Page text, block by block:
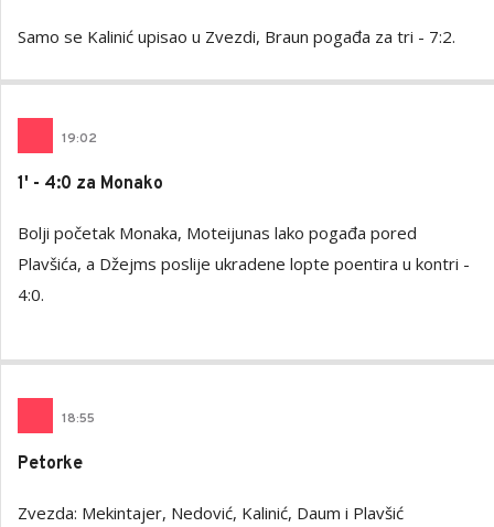
Samo se Kalinić upisao u Zvezdi, Braun pogađa za tri - 7:2.
19:02
1' - 4:0 za Monako
Bolji početak Monaka, Moteijunas lako pogađa pored
Plavšića, a Džejms poslije ukradene lopte poentira u kontri -
4:0.
18:55
Petorke
Zvezda: Mekintajer, Nedović, Kalinić, Daum i Plavšić